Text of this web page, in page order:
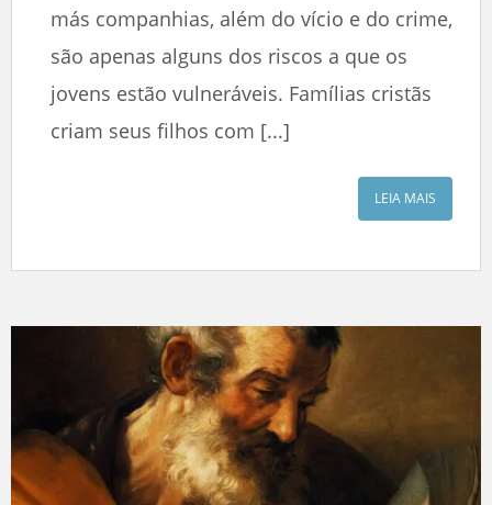
más companhias, além do vício e do crime,
são apenas alguns dos riscos a que os
jovens estão vulneráveis. Famílias cristãs
criam seus filhos com [...]
LEIA MAIS